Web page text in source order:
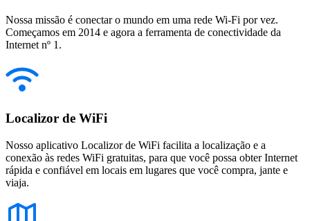
Nossa missão é conectar o mundo em uma rede Wi-Fi por vez.
Começamos em 2014 e agora a ferramenta de conectividade da
Internet nº 1.
Localizor de WiFi
Nosso aplicativo Localizor de WiFi facilita a localização e a
conexão às redes WiFi gratuitas, para que você possa obter Internet
rápida e confiável em locais em lugares que você compra, jante e
viaja.